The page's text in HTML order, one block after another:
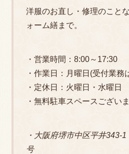
洋服のお直し・修理のこと
ォーム繕まで。
・営業時間：8:00～17:30
・作業日：月曜日(受付業務
・定休日：火曜日・水曜日
・無料駐車スペースござい
・大阪府堺市中区平井
号